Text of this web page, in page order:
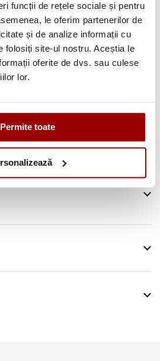
funcții de rețele sociale și pentru
le oferim partenerilor de
și de analize informații cu
folosiți site-ul nostru. Aceștia le
oferite de dvs. sau culese
lor.
Permite toate
la livrare
dobanda